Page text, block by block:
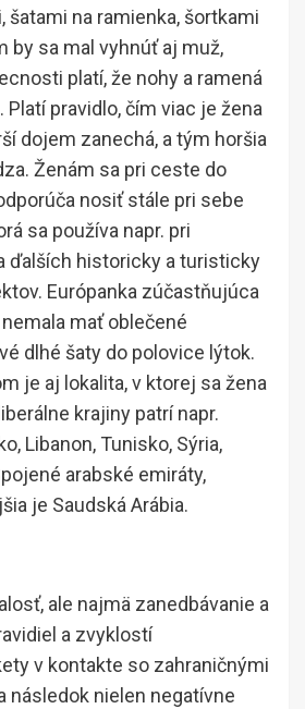
šatami na ramienka, šortkami
by sa mal vyhnúť aj muž,
platí, že nohy a ramená
pravidlo, čím viac je žena
dojem zanechá, a tým horšia
Ženám sa pri ceste do
nosiť stále pri sebe
sa používa napr. pri
ďalších historicky a turisticky
Európanka zúčastňujúca
mať oblečené
dlhé šaty do polovice lýtok.
je aj lokalita, v ktorej sa žena
krajiny patrí napr.
Libanon, Tunisko, Sýria,
arabské emiráty,
je Saudská Arábia.
ale najmä zanedbávanie a
a zvyklostí
v kontakte so zahraničnými
následok nielen negatívne